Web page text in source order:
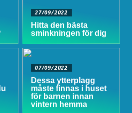
27/09/2022
Hitta den bästa
sminkningen för dig
07/09/2022
Dessa ytterplagg
måste finnas i huset
för barnen innan
vintern hemma